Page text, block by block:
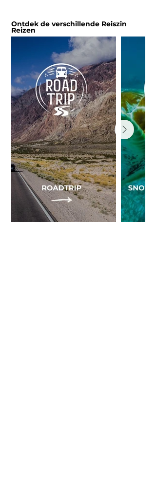
Ontdek de verschillende Reiszin
Reizen